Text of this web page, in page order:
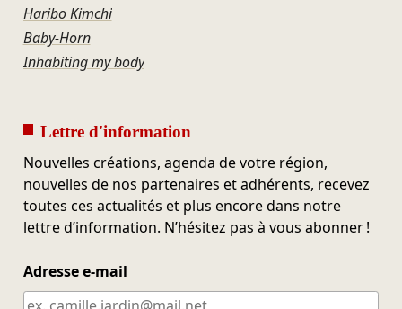
Haribo Kimchi
Baby-Horn
Inhabiting my body
Lettre d'information
Nouvelles créations, agenda de votre région,
nouvelles de nos partenaires et adhérents, recevez
toutes ces actualités et plus encore dans notre
lettre d’information. N’hésitez pas à vous abonner !
Adresse e-mail